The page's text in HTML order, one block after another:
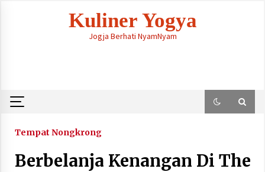
Kuliner Yogya
Jogja Berhati NyamNyam
Tempat Nongkrong
Berbelanja Kenangan Di The